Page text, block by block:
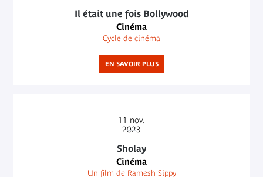
Il était une fois Bollywood
Cinéma
Cycle de cinéma
EN SAVOIR PLUS
11 nov.
2023
Sholay
Cinéma
Un film de Ramesh Sippy